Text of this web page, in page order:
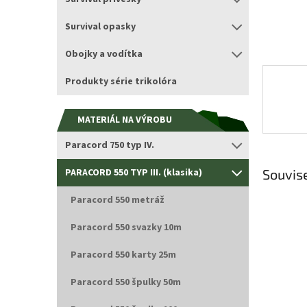
Survival opasky
Obojky a vodítka
Produkty série trikolóra
MATERIÁL NA VÝROBU
Paracord 750 typ IV.
PARACORD 550 TYP III. (klasika)
Paracord 550 metráž
Paracord 550 svazky 10m
Paracord 550 karty 25m
Paracord 550 špulky 50m